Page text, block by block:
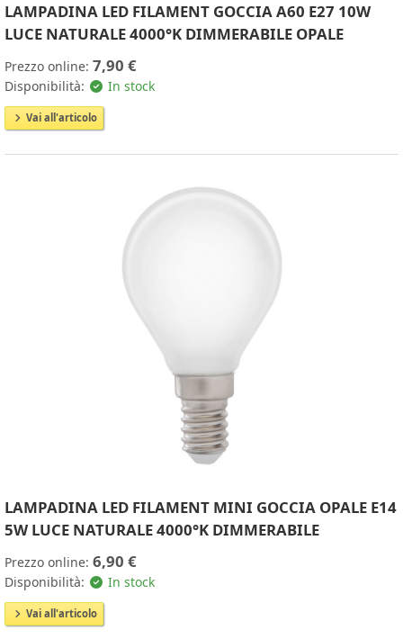
LAMPADINA LED FILAMENT GOCCIA A60 E27 10W
LUCE NATURALE 4000°K DIMMERABILE OPALE
Prezzo online: 7,90 €
Disponibilità: In stock
Vai all'articolo
LAMPADINA LED FILAMENT MINI GOCCIA OPALE E14
5W LUCE NATURALE 4000°K DIMMERABILE
Prezzo online: 6,90 €
Disponibilità: In stock
Vai all'articolo